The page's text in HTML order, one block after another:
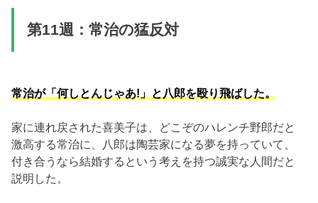
第11週：常治の猛反対
常治が「何しとんじゃあ!」と八郎を殴り飛ばした。
家に連れ戻された喜美子は、どこぞのハレンチ野郎だと
激高する常治に、八郎は陶芸家になる夢を持っていて、
付き合うなら結婚するという考えを持つ誠実な人間だと
説明した。